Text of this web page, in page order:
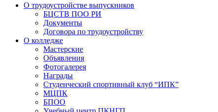
О трудоустройстве выпускников
БЦСТВ ПОО РИ
Документы
Договора по трудоустройству
О колледже
Мастерские
Объявления
Фотогалерея
Награды
Студенческий спортивный клуб “ИПК”
МЦПК
БПОО